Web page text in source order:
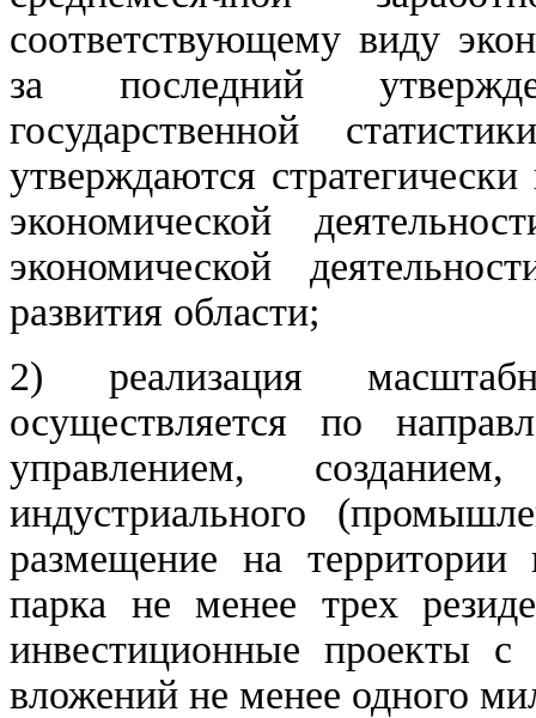
соответствующему виду
за последний
государственной
утверждаются
экономической
экономической
развития области;
2) реализация
осуществляется по
управлением,
индустриального
размещение на территории
парка не менее трех
инвестиционные проекты
вложений не менее одного